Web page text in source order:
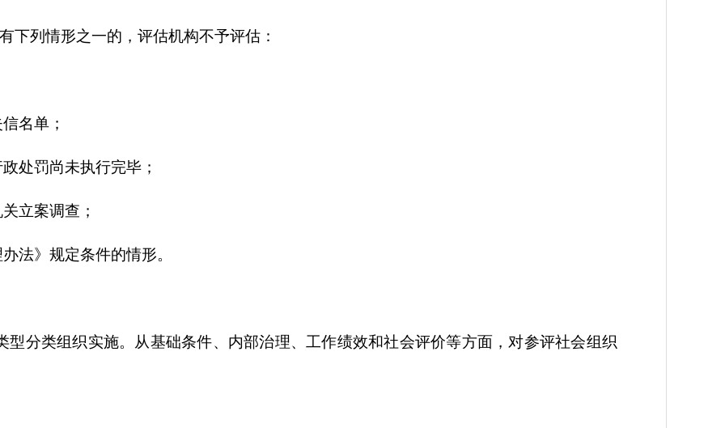
列情形之一的，评估机构不予评估：
名单；
罚尚未执行完毕；
立案调查；
》规定条件的情形。
类组织实施。从基础条件、内部治理、工作绩效和社会评价等方面，对参评社会组织